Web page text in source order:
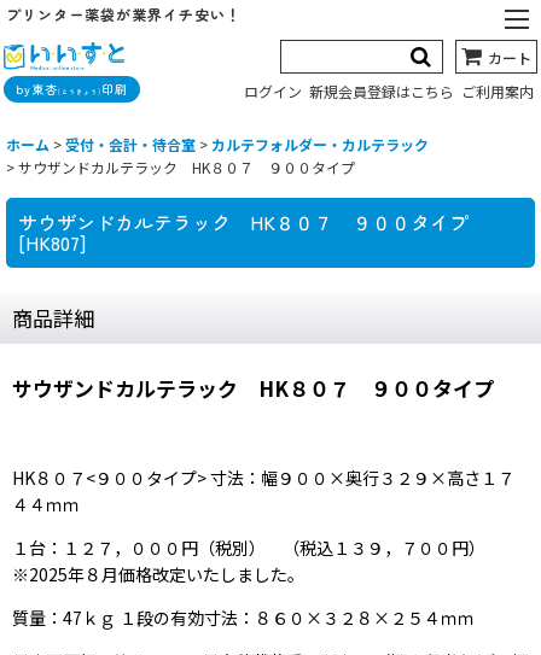
プリンター薬袋が業界イチ安い！
by東杏(とうきょう) 印刷
カート
ログイン 新規会員登録はこちら ご利用案内
ホーム >受付・会計・待合室 > カルテフォルダー・カルテラック
>サウザンドカルテラック HK８０７ ９００タイプ
サウザンドカルテラック HK８０７ ９００タイプ
[HK807]
商品詳細
サウザンドカルテラック HK８０７ ９００タイプ
HK８０７<９００タイプ> 寸法：幅９００×奥行３２９×高さ１７
４４ｍｍ
１台：１２７，０００円（税別） （税込１３９，７００円）
※2025年８月価格改定いたしました。
質量：47ｋｇ １段の有効寸法：８６０×３２８×２５４ｍｍ